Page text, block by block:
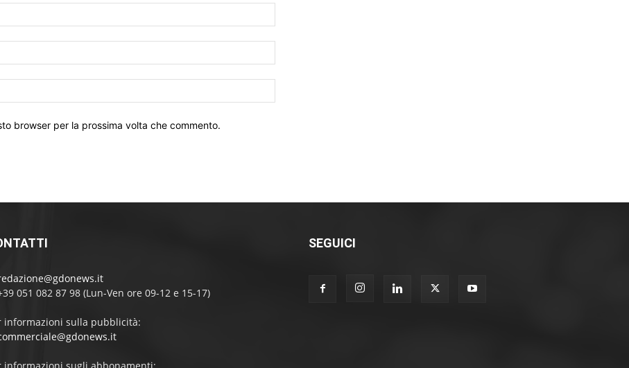
Web:
browser per la prossima volta che commento.
051 082 87 98 (Lun-Ven ore 09-12 e 15-17)
informazioni sulla pubblicità:
SEGUICI